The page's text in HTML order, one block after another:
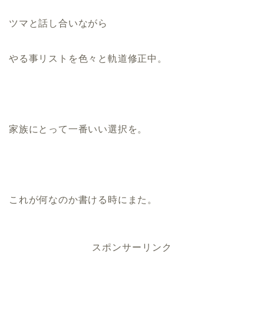
ツマと話し合いながら
やる事リストを色々と軌道修正中。
家族にとって一番いい選択を。
これが何なのか書ける時にまた。
スポンサーリンク